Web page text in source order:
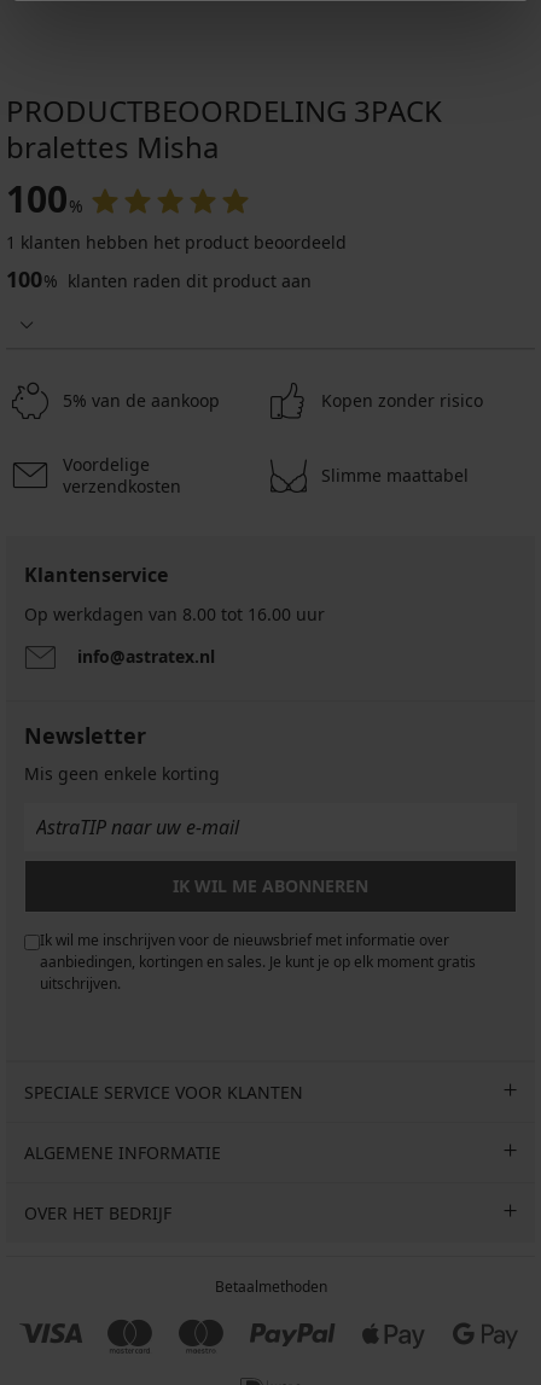
PRODUCTBEOORDELING 3PACK
bralettes Misha
100%
1 klanten hebben het product beoordeeld
100% klanten raden dit product aan
5% van de aankoop Kopen zonder risico
Voordelige
verzendkosten
Slimme maattabel
Klantenservice
Op werkdagen van 8.00 tot 16.00 uur
info@astratex.nl
Newsletter
Mis geen enkele korting
IK WIL ME ABONNEREN
Ik wil me inschrijven voor de nieuwsbrief met informatie over
aanbiedingen, kortingen en sales. Je kunt je op elk moment gratis
uitschrijven.
SPECIALE SERVICE VOOR KLANTEN
ALGEMENE INFORMATIE
OVER HET BEDRIJF
Betaalmethoden